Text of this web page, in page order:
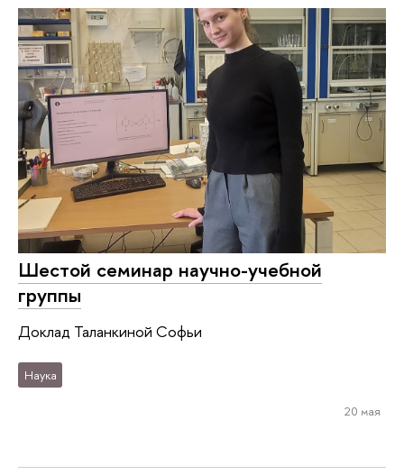
Шестой семинар научно-учебной
группы
Доклад Таланкиной Софьи
Наука
20 мая